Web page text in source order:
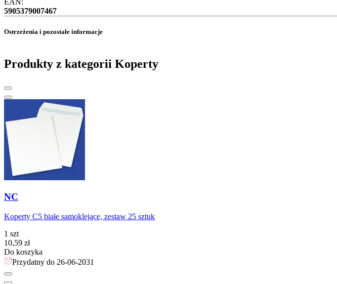
5905379007467
Ostrzeżenia i pozostałe informacje
Produkty z kategorii Koperty
NC
Koperty C5 białe samoklejące, zestaw 25 sztuk
1 szt
Cena
10,59 zł
Do koszyka
Przydatny do 26-06-2031